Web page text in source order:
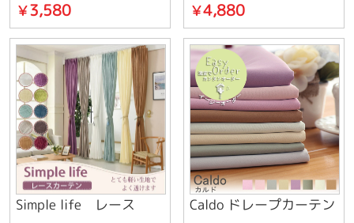
￥3,580 ￥4,880
Simple life レース Caldo ドレープカーテン